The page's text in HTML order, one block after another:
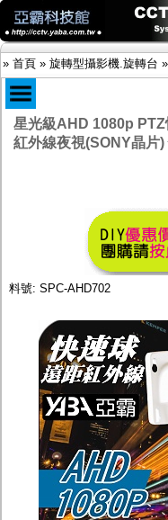
» 首頁 » 旋轉型攝影機.旋轉台 »
商品目錄
AHD半球型(適用屋內)
AHD中小型紅外線攝影機(
AHD防護罩型攝影機(適用
AHD特殊功能型攝影機
傳統高解析攝影機
鏡頭
投光設備
防護罩及支架
多路攝影機單軸傳輸
監聽器.麥克風
網路設備
視訊轉換設備
雙絞線傳輸器
雜訊改善器
分配放大器
網路線用水晶頭
星光級AHD 1080p
紅外線夜視(SONY晶片
料號: SPC-AHD702